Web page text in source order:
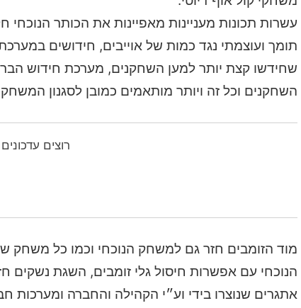
עשרות תכונות מעניינות מאפיינות את הכותר
תומך ועוצמתי נגד כמות של אוייבים, חידושים
שחידשו קצת יותר למען השחקנים, מערכת חידוש
השחקנים וכל זה ויותר מותאמים כמובן לסגנון
רוצים
מוד הזומבים חזר גם למשחק הנוכחי וכמו כל
הנוכחי עם אפשרות חיסול גלי זומבים, השגת נשקים
אתגרים שנוצרו בידי וע״י הקהילה והחברה ומערכות